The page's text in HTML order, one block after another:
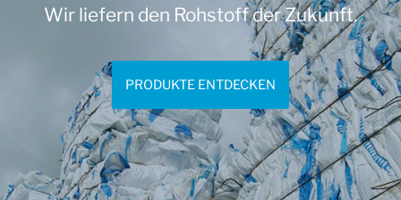
Wir liefern den Rohstoff der Zukunft.
PRODUKTE ENTDECKEN